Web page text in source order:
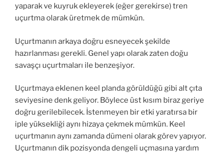
yaparak ve kuyruk ekleyerek (eğer gerekirse) tren
uçurtma olarak üretmek de mümkün.
Uçurtmanın arkaya doğru esneyecek şekilde
hazırlanması gerekli. Genel yapı olarak zaten doğu
savaşçı uçurtmaları ile benzeşiyor.
Uçurtmaya eklenen keel planda görüldüğü gibi alt çıta
seviyesine denk geliyor. Böylece üst kısım biraz geriye
doğru gerilebilecek. İstenmeyen bir etki yaratırsa bir
iple yüksekliği aynı hizaya çekmek mümkün. Keel
uçurtmanın aynı zamanda dümeni olarak görev yapıyor.
Uçurtmanın dik pozisyonda dengeli uçmasına yardım